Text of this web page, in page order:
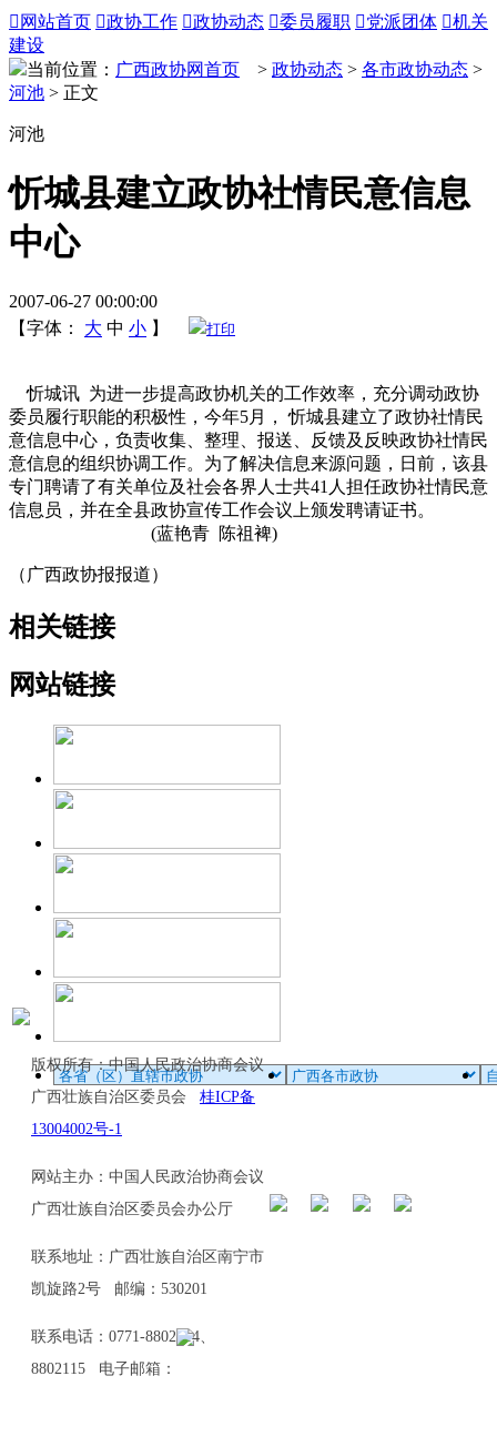
 网站首页 政协工作 政协动态 委员履职 党派团体 机关
建设
当前位置： 广西政协网首页 > 政协动态 > 各市政协动态 >
河池 > 正文
河池
忻城县建立政协社情民意信息
中心
2007-06-27 00:00:00
【字体：
大 中 小 】 打印
忻城讯 为进一步提高政协机关的工作效率，充分调动政协
委员履行职能的积极性，今年5月， 忻城县建立了政协社情民
意信息中心，负责收集、整理、报送、反馈及反映政协社情民
意信息的组织协调工作。为了解决信息来源问题，日前，该县
专门聘请了有关单位及社会各界人士共41人担任政协社情民意
信息员，并在全县政协宣传工作会议上颁发聘请证书。
(蓝艳青 陈祖裨)
（广西政协报报道）
相关链接
网站链接
版权所有：中国人民政治协商会议
广西壮族自治区委员会 桂ICP备
13004002号-1
网站主办：中国人民政治协商会议
广西壮族自治区委员会办公厅
联系地址：广西壮族自治区南宁市
凯旋路2号 邮编：530201
联系电话：0771-8802114、
8802115 电子邮箱：